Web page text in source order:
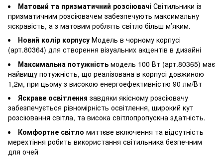
Матовий та призматичний розсіювачі Світильники із
призматичним розсіювачем забезпечують максимальну
яскравість, а з матовим роблять світло більш м’яким.
Новий колір корпусу Модель в чорному корпусі
(арт.80364) для створення візуальних акцентів в дизайні
Максимальна потужність модель 100 Вт (арт.80365) має
найвищу потужність, що реалізована в корпусі довжиною
1,2м, при цьому з високою енергоефективністю 90 лм/Вт
Яскраве освітлення завдяки якісному розсіювачу
забезпечується рівномірність освітлення, широкий кут
розсіювання світла, та висока світлопропускна здатність.
Комфортне світло миттєве включення та відсутність
мерехтіння робить використання світильника безпечним
для очей